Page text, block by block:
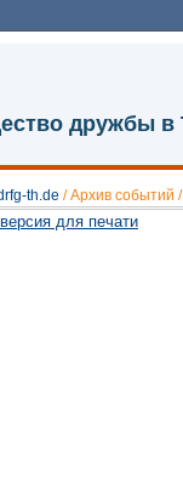
дружбы в
th.de /Архив событий
версия для печати